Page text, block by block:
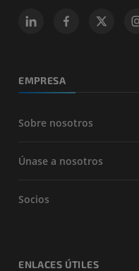
EMPRESA
Sobre nosotros
Únase a nosotros
Socios
ENLACES ÚTILES